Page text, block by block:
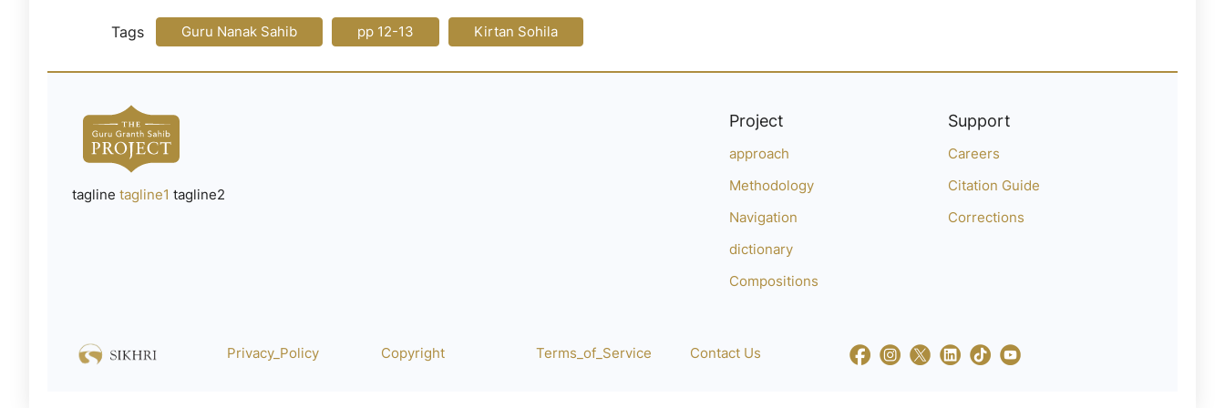
Tags Guru Nanak Sahib pp 12-13 Kirtan Sohila
tagline tagline1 tagline2
Project
approach
Methodology
Navigation
dictionary
Compositions
Support
Careers
Citation Guide
Corrections
Privacy_Policy Copyright Terms_of_Service Contact Us